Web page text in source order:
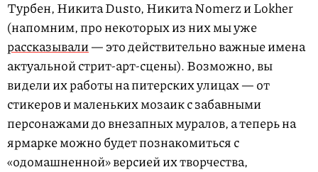
Турбен, Никита Dusto, Никита Nomerz и Lokher
(напомним, про некоторых из них мы уже
рассказывали— это действительно важные имена
актуальной стрит-арт-сцены). Возможно, вы
видели их работы на питерских улицах — от
стикеров и маленьких мозаик с забавными
персонажами до внезапных муралов, а теперь на
ярмарке можно будет познакомиться с
«одомашненной» версией их творчества,